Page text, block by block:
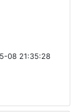
08 21:35:28